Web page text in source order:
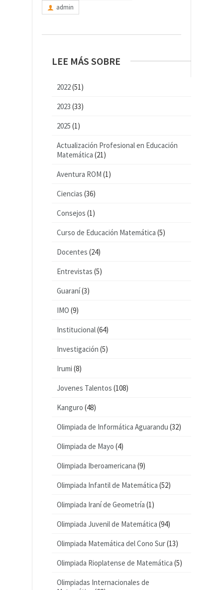
admin
LEE MÁS SOBRE
2022(51)
2023 (33)
2025 (1)
Actualización Profesional en Educación
Matemática (21)
Aventura ROM (1)
Ciencias (36)
Consejos (1)
Curso de Educación Matemática (5)
Docentes (24)
Entrevistas (5)
Guaraní(3)
IMO (9)
Institucional(64)
Investigación (5)
Irumi (8)
Jovenes Talentos (108)
Kanguro (48)
Olimpiada de Informática Aguarandu (32)
Olimpiada de Mayo (4)
Olimpiada Iberoamericana (9)
Olimpiada Infantil de Matemática (52)
Olimpiada Iraní de Geometría (1)
Olimpiada Juvenil de Matemática (94)
Olimpiada Matemática del Cono Sur(13)
Olimpiada Rioplatense de Matemática (5)
Olimpiadas Internacionales de